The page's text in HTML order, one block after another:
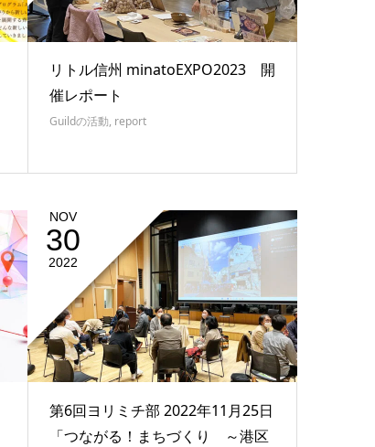
リトル信州 minatoEXPO2023 開
催レポート
Guildの活動, report
NOV
30
2022
第6回ヨリミチ部 2022年11月25日
「つながる！まちづくり ～港区